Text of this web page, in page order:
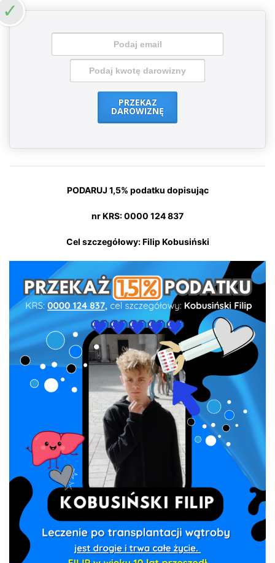
PRZEKAZ
DAROWIZNĘ
PODARUJ 1,5% podatku dopisując
nr KRS: 0000 124 837
Cel szczegółowy: Filip Kobusiński